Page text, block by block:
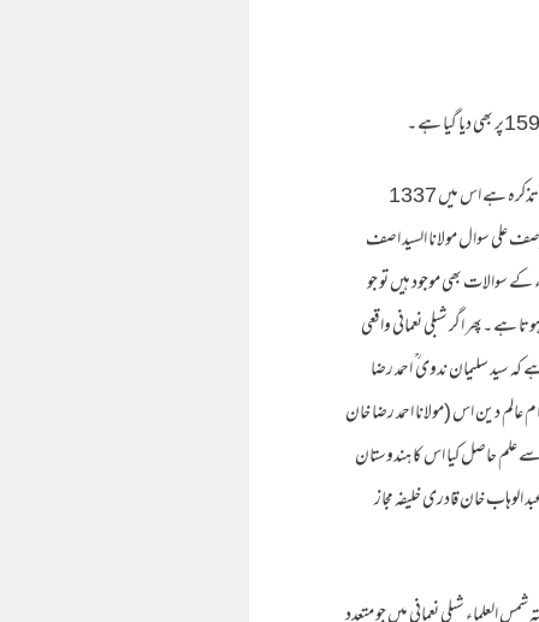
شبلی نعمانی صاحب کی طرف منسوب اس جعلی روایت کے من گھرٹ ہونے کیلئے اتنا ہی کافی ہے کہ اس میں جس کتاب ’’احکام شریعت ‘‘ کا تذکرہ ہے اس میں 1337
علی سوال مولانا السید اصف
1339 ؁ھ ہے ( احکام شریعت ،ص210) یعنی احمد رضا خان کی وفات 1920 ؁ء سے ایک سال قبل 1919 ؁ء کے سوالات بھی موجود ہیں تو جو
کوئی سلیقہ ہوتا ہے ۔پھر اگر شبلی نعمانی واقعی
کہ سید سلیمان ندوی ؒ احمد رضا
دین اس (مولانا احمد رضا خان
علم حاصل کیا اس کا ہندوستان
الوہاب خان قادری خلیفہ مجاز